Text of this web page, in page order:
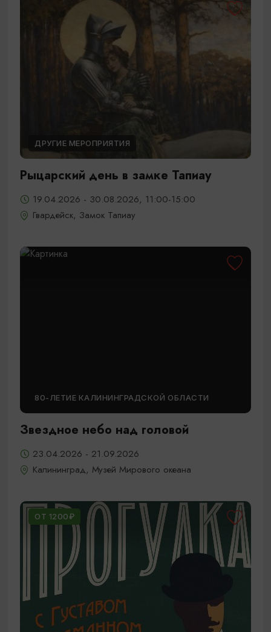
ДРУГИЕ МЕРОПРИЯТИЯ
Рыцарский день в замке Тапиау
19.04.2026 - 30.08.2026, 11:00-15:00
Гвардейск, Замок Тапиау
80-ЛЕТИЕ КАЛИНИНГРАДСКОЙ ОБЛАСТИ
Звездное небо над головой
23.04.2026 - 21.09.2026
Калининград, Музей Мирового океана
ОТ 1200₽